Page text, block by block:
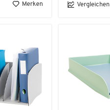
Merken Vergleichen